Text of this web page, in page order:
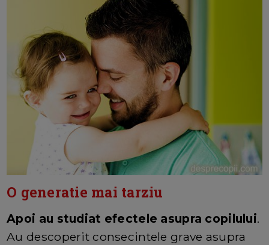
O generatie mai tarziu
Apoi au studiat efectele asupra copilului.
Au descoperit consecintele grave asupra